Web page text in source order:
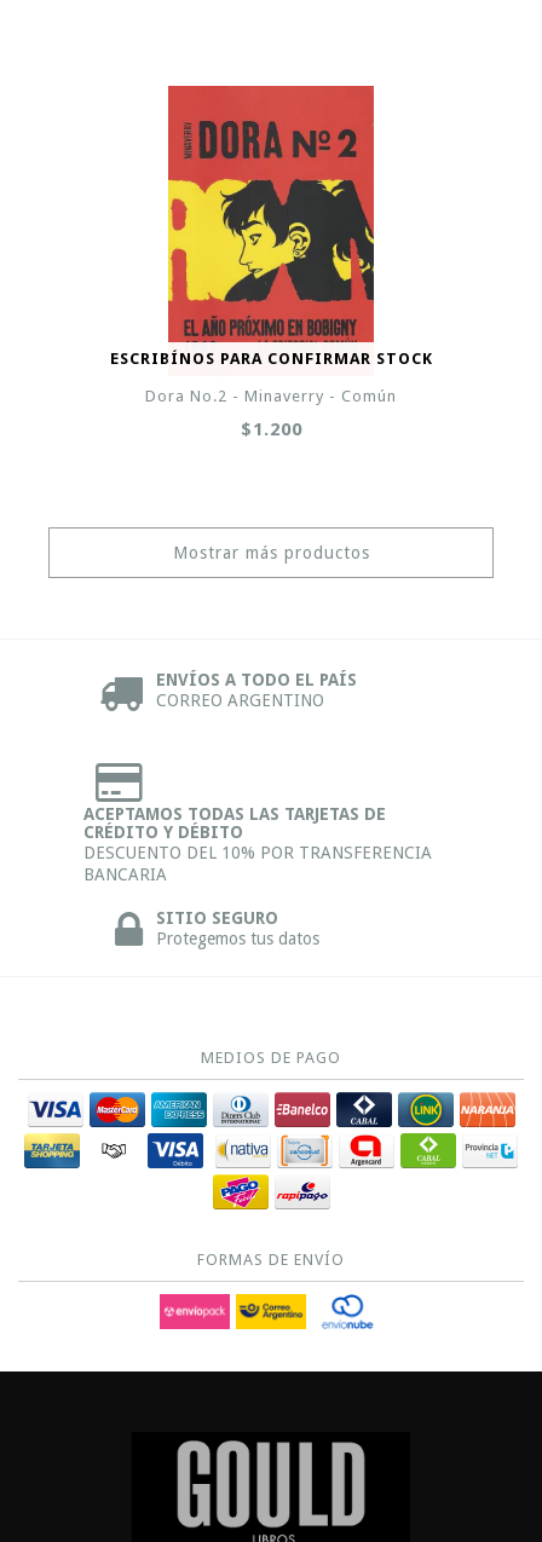
ESCRIBÍNOS PARA CONFIRMAR STOCK
Dora No.2 - Minaverry - Común
$1.200
Mostrar más productos
ENVÍOS A TODO EL PAÍS
CORREO ARGENTINO
ACEPTAMOS TODAS LAS TARJETAS DE
CRÉDITO Y DÉBITO
DESCUENTO DEL 10% POR TRANSFERENCIA
BANCARIA
SITIO SEGURO
Protegemos tus datos
MEDIOS DE PAGO
FORMAS DE ENVÍO